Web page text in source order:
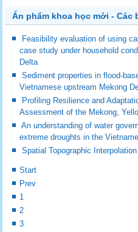
Ấn phẩm khoa học mới - Các
Feasibility evaluation of using
case study under household
Delta
Sediment properties in flood-
Vietnamese upstream Mekong
Profiling Resilience and
Assessment of the Mekong,
An understanding of water
extreme droughts in the
Spatial Topographic
Start
Prev
1
2
3